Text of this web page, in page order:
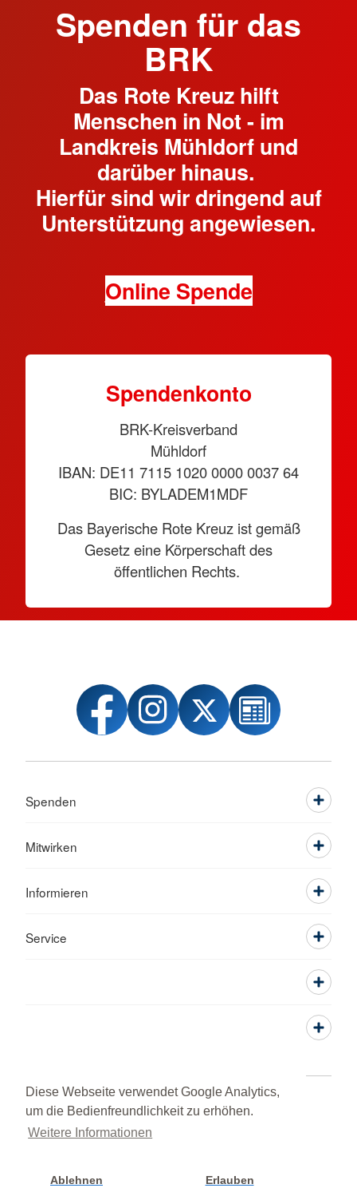
Diese Webseite verwendet Google Analytics,
um die Bedienfreundlichkeit zu erhöhen.
Weitere Informationen
Ablehnen Erlauben
Spenden für das
BRK
Das Rote Kreuz hilft
Menschen in Not - im
Landkreis Mühldorf und
darüber hinaus.
Hierfür sind wir dringend auf
Unterstützung angewiesen.
Online Spende
Spendenkonto
BRK-Kreisverband
Mühldorf
IBAN: DE11 7115 1020 0000 0037 64
BIC: BYLADEM1MDF
Das Bayerische Rote Kreuz ist gemäß
Gesetz eine Körperschaft des
öffentlichen Rechts.
Spenden
Mitwirken
Informieren
Service
Öffnungszeiten der Geschäftsstelle Adressen
Barrierefreiheitserklärung
© 2026 Kreisverband Mühldorf